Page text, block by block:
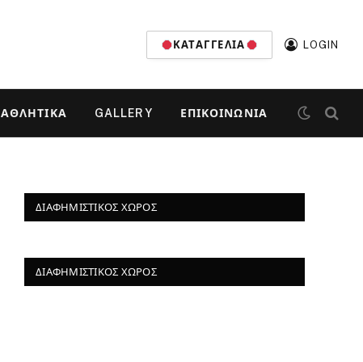
ΚΑΤΑΓΓΕΛΊΑ LOGIN
ΑΘΛΗΤΙΚΆ GALLERY ΕΠΙΚΟΙΝΩΝΊΑ
ΔΙΑΦΗΜΙΣΤΙΚΌΣ ΧΏΡΟΣ
ΔΙΑΦΗΜΙΣΤΙΚΌΣ ΧΏΡΟΣ